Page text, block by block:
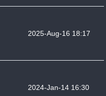
2025-Aug-16 18:17
2024-Jan-14 16:30